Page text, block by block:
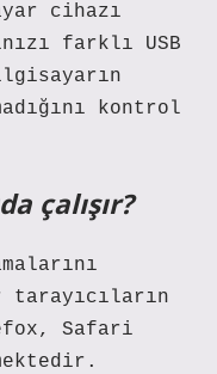
cihazı
farklı USB
kontrol
çalışır?
Safari